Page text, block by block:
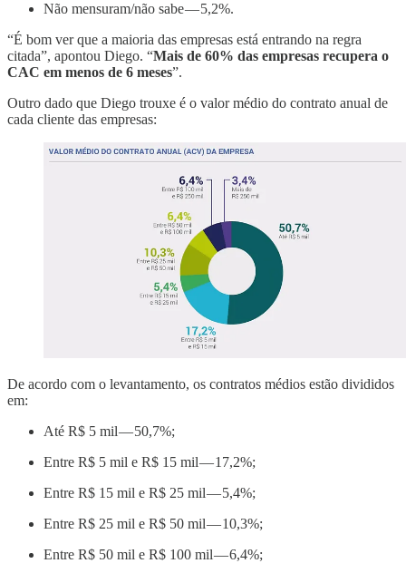
Não mensuram/não sabe — 5,2%.
“É bom ver que a maioria das empresas está entrando na regra
citada”, apontou Diego. “Mais de 60% das empresas recupera o
CAC em menos de 6 meses”.
Outro dado que Diego trouxe é o valor médio do contrato anual de
cada cliente das empresas:
De acordo com o levantamento, os contratos médios estão divididos
em:
Até R$ 5 mil — 50,7%;
Entre R$ 5 mil e R$ 15 mil — 17,2%;
Entre R$ 15 mil e R$ 25 mil — 5,4%;
Entre R$ 25 mil e R$ 50 mil — 10,3%;
Entre R$ 50 mil e R$ 100 mil — 6,4%;